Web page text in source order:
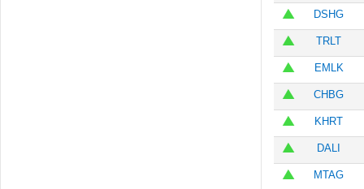
DSHG
TRLT
EMLK
CHBG
KHRT
DALI
MTAG